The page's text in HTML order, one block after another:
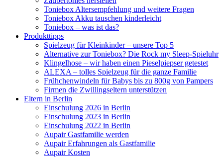
Toniebox Altersempfehlung und weitere Fragen
Toniebox Akku tauschen kinderleicht
Toniebox – was ist das?
Produkttipps
Spielzeug für Kleinkinder – unsere Top 5
Alternative zur Toniebox? Die Rock my Sleep-Spieluhr
Klingelhose – wir haben einen Pieselpiepser getestet
ALEXA – tolles Spielzeug für die ganze Familie
Frühchenwindeln für Babys bis zu 800g von Pampers
Firmen die Zwillingseltern unterstützen
Eltern in Berlin
Einschulung 2026 in Berlin
Einschulung 2023 in Berlin
Einschulung 2022 in Berlin
Aupair Gastfamilie werden
Aupair Erfahrungen als Gastfamilie
Aupair Kosten